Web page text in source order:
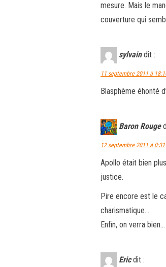
mesure. Mais le
couverture qui
sylvain dit :
11 septembre 2011 à
Blasphème éhonté
Baron Rouge
12 septembre 2011 à 0:31
Apollo était bien
justice.
Pire encore est le
charismatique…
Enfin, on verra bien…
Eric dit :